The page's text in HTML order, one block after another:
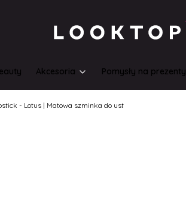
Akcesoria Pomysły na prezenty
- Lotus | Matowa szminka do ust